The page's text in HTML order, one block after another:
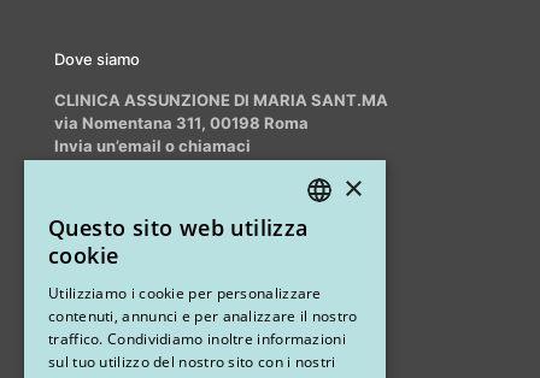
Dove siamo
CLINICA ASSUNZIONE DI MARIA SANT.MA
via Nomentana 311, 00198 Roma
Invia un’email o chiamaci
Altri studi
STUDIO MARIANETTI MED
via Sandro Pertini 26, 67051 Avezzano (AQ)
×
Questo sito web utilizza
cookie
Utilizziamo i cookie per personalizzare
contenuti, annunci e per analizzare il nostro
traffico. Condividiamo inoltre informazioni
sul tuo utilizzo del nostro sito con i nostri